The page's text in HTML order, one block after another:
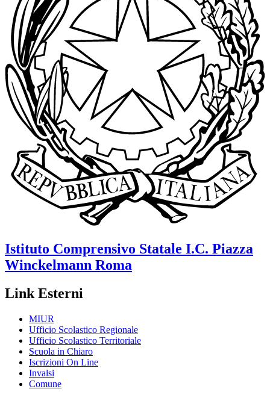
Istituto Comprensivo Statale I.C. Piazza
Winckelmann Roma
Link Esterni
MIUR
Ufficio Scolastico Regionale
Ufficio Scolastico Territoriale
Scuola in Chiaro
Iscrizioni On Line
Invalsi
Comune